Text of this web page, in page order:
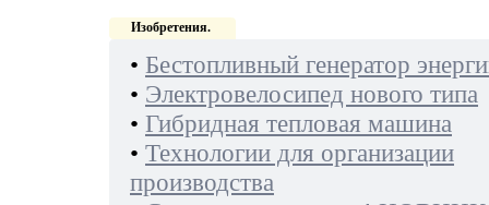
Изобретения.
• Бестопливный генератор
• Электровелосипед нового типа
• Гибридная тепловая машина
• Технологии для организации
производства